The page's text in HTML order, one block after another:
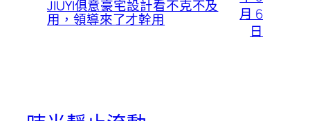
JIUYI俱意豪宅設計看不克不及
用，領導來了才幹用
月 6
日